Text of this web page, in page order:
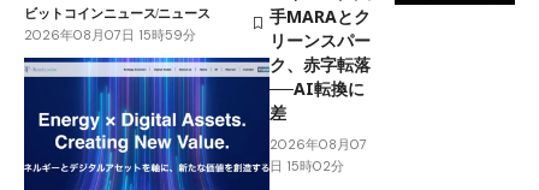
ビットコインニュースニュース
2026年08月07日 15時59分
手MARAとク
リーンスパー
ク、赤字転落
──AI転換に
差
2026年08月07
日 15時02分